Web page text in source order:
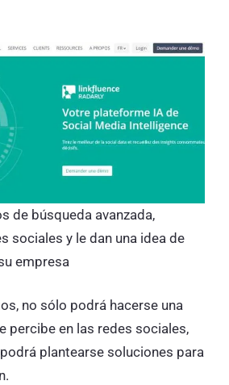
de búsqueda avanzada,
sociales y le dan una idea de
empresa
no sólo podrá hacerse una
percibe en las redes sociales,
plantearse soluciones para